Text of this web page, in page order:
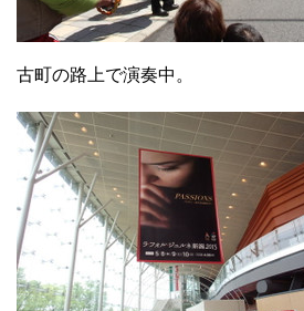
古町の路上で演奏中。